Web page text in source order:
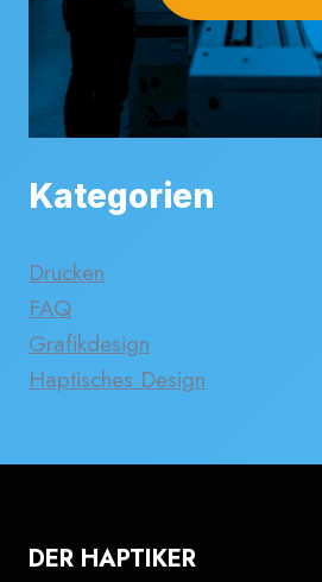
Kategorien
Drucken
FAQ
Grafikdesign
Haptisches Design
DER HAPTIKER